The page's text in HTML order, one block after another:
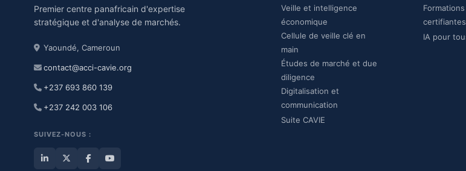
Premier centre panafricain d'expertise
stratégique et d'analyse de marchés.
Yaoundé, Cameroun
contact@acci-cavie.org
+237 693 860 139
+237 242 003 106
SUIVEZ-NOUS :
Veille et intelligence
économique
Cellule de veille clé en
main
Études de marché et due
diligence
Digitalisation et
communication
Suite CAVIE
Formations
certifiantes
IA pour